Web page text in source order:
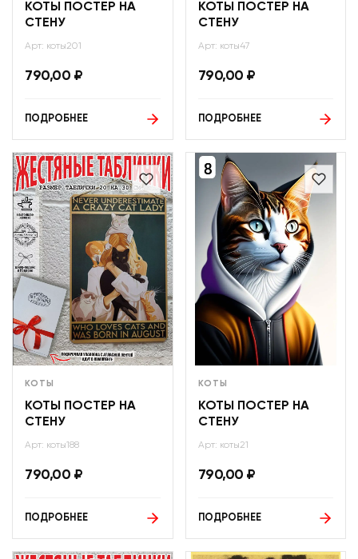
КОТЫ ПОСТЕР НА
СТЕНУ
Арт: коты201
790,00 ₽
ПОДРОБНЕЕ
КОТЫ ПОСТЕР НА
СТЕНУ
Арт: коты47
790,00 ₽
ПОДРОБНЕЕ
КОТЫ
КОТЫ ПОСТЕР НА
СТЕНУ
Арт: коты188
790,00 ₽
ПОДРОБНЕЕ
КОТЫ
КОТЫ ПОСТЕР НА
СТЕНУ
Арт: коты21
790,00 ₽
ПОДРОБНЕЕ